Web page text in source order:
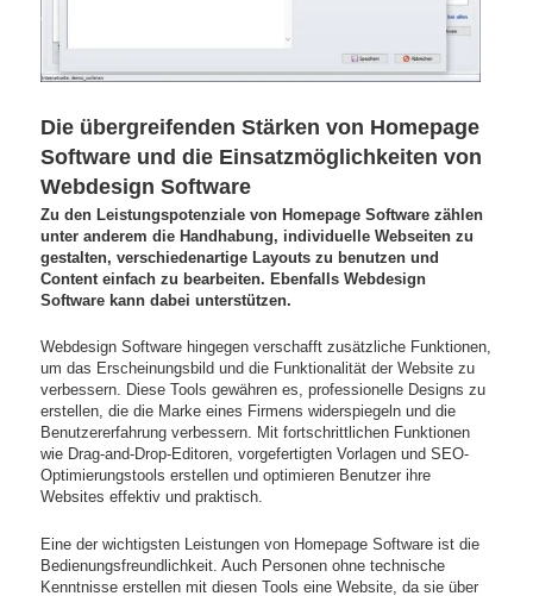
Die übergreifenden Stärken von Homepage
Software und die Einsatzmöglichkeiten von
Webdesign Software
Zu den Leistungspotenziale von Homepage Software zählen
unter anderem die Handhabung, individuelle Webseiten zu
gestalten, verschiedenartige Layouts zu benutzen und
Content einfach zu bearbeiten. Ebenfalls Webdesign
Software kann dabei unterstützen.
Webdesign Software hingegen verschafft zusätzliche Funktionen,
um das Erscheinungsbild und die Funktionalität der Website zu
verbessern. Diese Tools gewähren es, professionelle Designs zu
erstellen, die die Marke eines Firmens widerspiegeln und die
Benutzererfahrung verbessern. Mit fortschrittlichen Funktionen
wie Drag-and-Drop-Editoren, vorgefertigten Vorlagen und SEO-
Optimierungstools erstellen und optimieren Benutzer ihre
Websites effektiv und praktisch.
Eine der wichtigsten Leistungen von Homepage Software ist die
Bedienungsfreundlichkeit. Auch Personen ohne technische
Kenntnisse erstellen mit diesen Tools eine Website, da sie über